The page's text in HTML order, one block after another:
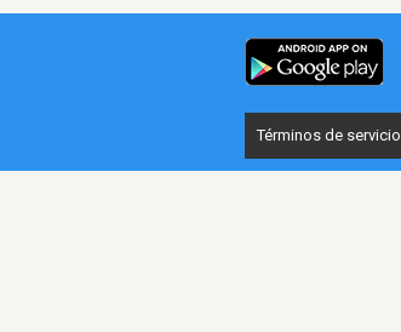
Términos de servicio